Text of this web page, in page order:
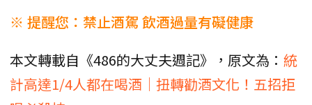
※ 提醒您：禁止酒駕 飲酒過量有礙健康
本文轉載自《486的大丈夫週記》，原文為： 統
計高達1/4人都在喝酒｜扭轉勸酒文化！五招拒